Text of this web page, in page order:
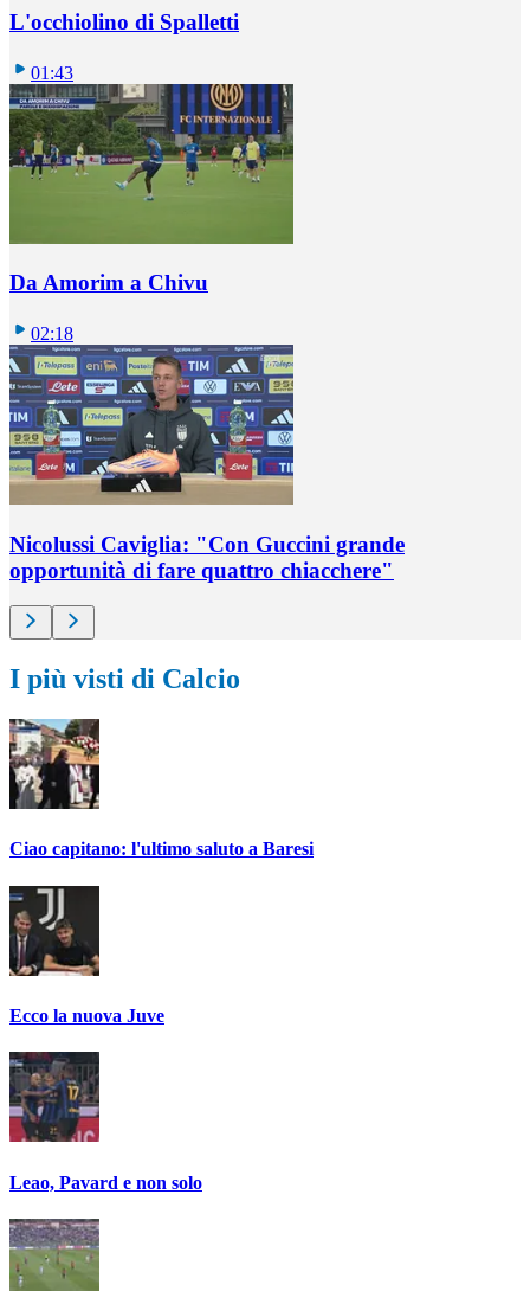
L'occhiolino di Spalletti
01:43
Da Amorim a Chivu
02:18
Nicolussi Caviglia: "Con Guccini grande
opportunità di fare quattro chiacchere"
I più visti di Calcio
Ciao capitano: l'ultimo saluto a Baresi
Ecco la nuova Juve
Leao, Pavard e non solo